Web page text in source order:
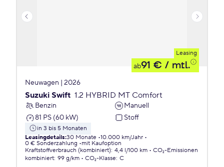
Leasing
ab91 € / mtl.
Neuwagen | 2026
Suzuki Swift 1.2 HYBRID MT Comfort
Benzin
Manuell
81 PS (60 kW)
Stoff
in 3 bis 5 Monaten
Leasingdetails:30 Monate 10.000 km/Jahr
0 € Sonderzahlung
mit Kaufoption
Kraftstoffverbrauch (kombiniert): 4,4 l/100 km
CO₂-Emissionen
kombiniert: 99 g/km CO₂-Klasse: C